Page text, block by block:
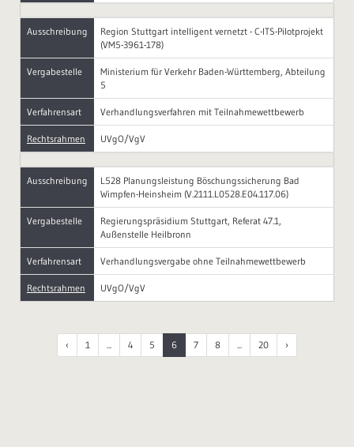
Ausschreibung
Region Stuttgart intelligent vernetzt - C-ITS-Pilotprojekt
(VM5-3961-178)
Vergabestelle
Ministerium für Verkehr Baden-Württemberg, Abteilung
5
Verfahrensart Verhandlungsverfahren mit Teilnahmewettbewerb
Rechtsrahmen UVgO/VgV
Ausschreibung
L528 Planungsleistung Böschungssicherung Bad
Wimpfen-Heinsheim (V.2111.L0528.E04.117.06)
Vergabestelle
Regierungspräsidium Stuttgart, Referat 47.1,
Außenstelle Heilbronn
Verfahrensart Verhandlungsvergabe ohne Teilnahmewettbewerb
Rechtsrahmen UVgO/VgV
‹ 1 ... 4 5 6 7 8 ... 20 ›